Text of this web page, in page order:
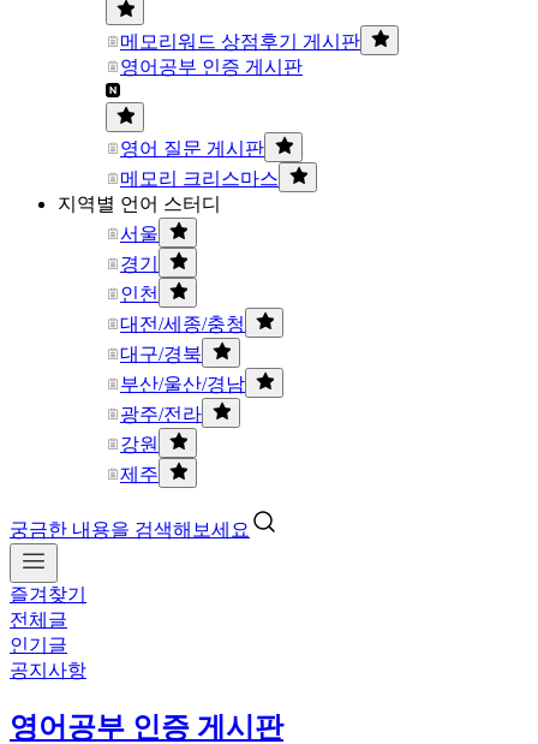
메모리워드 상점후기 게시판
영어공부 인증 게시판
영어 질문 게시판
메모리 크리스마스
지역별 언어 스터디
서울
경기
인천
대전/세종/충청
대구/경북
부산/울산/경남
광주/전라
강원
제주
궁금한 내용을 검색해보세요
즐겨찾기
전체글
인기글
공지사항
영어공부 인증 게시판